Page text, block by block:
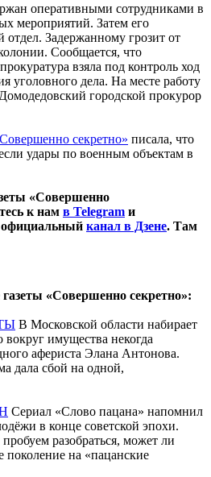
оперативными сотрудниками в
мероприятий. Затем его
отдел. Задержанному грозит от
Сообщается, что
взяла под контроль ход
уголовного дела. На месте работу
городской прокурор
секретно» писала, что
удары по военным объектам в
«Совершенно
к нам в Telegram и
официальный канал в Дзене. Там
«Совершенно секретно»:
В Московской области набирает
вокруг имущества некогда
афериста Элана Антонова.
дала сбой на одной,
Сериал «Слово пацана» напомнил
в конце советской эпохи.
разобраться, может ли
поколение на «пацанские